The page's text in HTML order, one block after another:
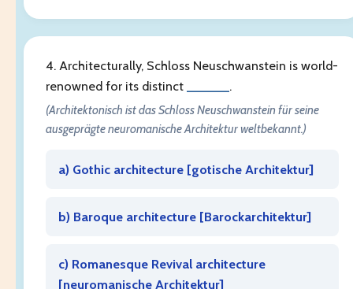
4. Architecturally, Schloss Neuschwanstein is world-
renowned for its distinct
.
(Architektonisch ist das Schloss Neuschwanstein für seine
ausgeprägte neuromanische Architektur weltbekannt.)
a) Gothic architecture [gotische Architektur]
b) Baroque architecture [Barockarchitektur]
c) Romanesque Revival architecture
[neuromanische Architektur]